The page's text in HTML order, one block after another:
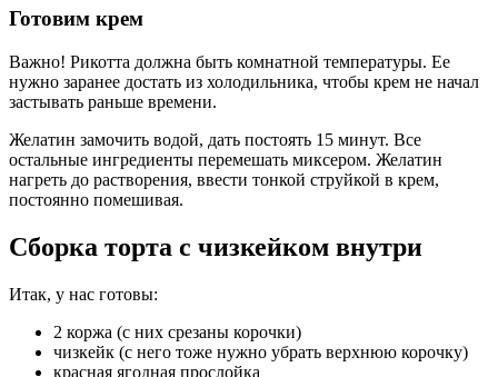
Готовим крем
Важно! Рикотта должна быть комнатной температуры. Ее
нужно заранее достать из холодильника, чтобы крем не начал
застывать раньше времени.
Желатин замочить водой, дать постоять 15 минут. Все
остальные ингредиенты перемешать миксером. Желатин
нагреть до растворения, ввести тонкой струйкой в крем,
постоянно помешивая.
Сборка торта с чизкейком внутри
Итак, у нас готовы:
2 коржа (с них срезаны корочки)
чизкейк (с него тоже нужно убрать верхнюю корочку)
красная ягодная прослойка